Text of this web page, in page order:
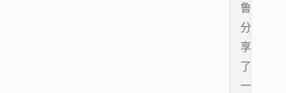
鲁
分
享
了
一